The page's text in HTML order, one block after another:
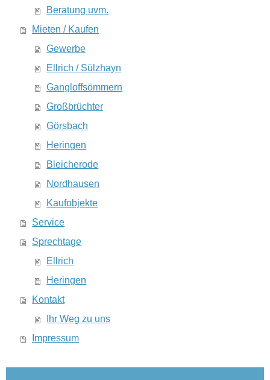
Beratung uvm.
Mieten / Kaufen
Gewerbe
Ellrich / Sülzhayn
Gangloffsömmern
Großbrüchter
Görsbach
Heringen
Bleicherode
Nordhausen
Kaufobjekte
Service
Sprechtage
Ellrich
Heringen
Kontakt
Ihr Weg zu uns
Impressum